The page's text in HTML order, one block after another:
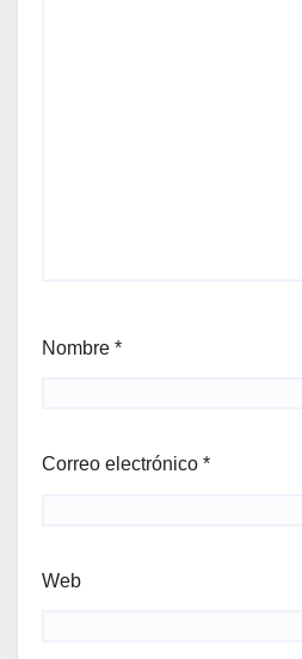
Nombre *
Correo electrónico *
Web